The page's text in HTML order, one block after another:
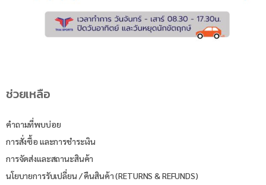
ช่วยเหลือ
คำถามที่พบบ่อย
การสั่งซื้อ และการชำระเงิน
การจัดส่งและสถานะสินค้า
นโยบายการรับเปลี่ยน / คืนสินค้า (RETURNS & REFUNDS)